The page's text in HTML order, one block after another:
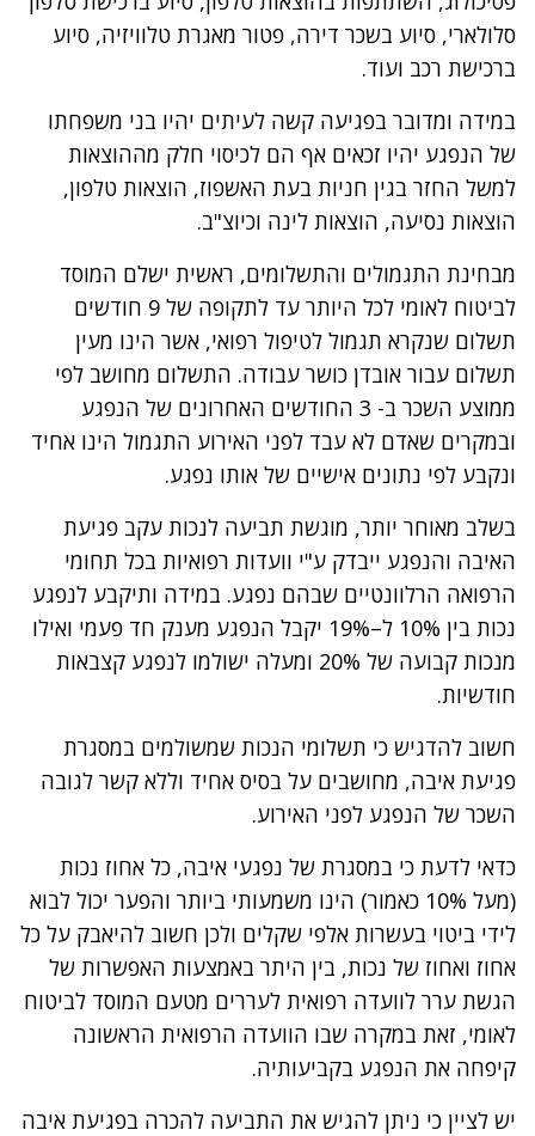
סלולארי, סיוע בשכר דירה, פטור מאגרת טלוויזיה, סיוע
ברכישת רכב ועוד.
במידה ומדובר בפגיעה קשה לעיתים יהיו בני משפחתו
של הנפגע יהיו זכאים אף הם לכיסוי חלק מההוצאות
למשל החזר בגין חניות בעת האשפוז, הוצאות טלפון,
הוצאות נסיעה, הוצאות לינה וכיוצ"ב.
מבחינת התגמולים והתשלומים, ראשית ישלם המוסד
לביטוח לאומי לכל היותר עד לתקופה של 9 חודשים
תשלום שנקרא תגמול לטיפול רפואי, אשר הינו מעין
תשלום עבור אובדן כושר עבודה. התשלום מחושב לפי
ממוצע השכר ב- 3 החודשים האחרונים של הנפגע
ובמקרים שאדם לא עבד לפני האירוע התגמול הינו אחיד
ונקבע לפי נתונים אישיים של אותו נפגע.
בשלב מאוחר יותר, מוגשת תביעה לנכות עקב פגיעת
האיבה והנפגע ייבדק ע"י וועדות רפואיות בכל תחומי
הרפואה הרלוונטיים שבהם נפגע. במידה ותיקבע לנפגע
נכות בין 10% ל–19% יקבל הנפגע מענק חד פעמי ואילו
מנכות קבועה של 20% ומעלה ישולמו לנפגע קצבאות
חודשיות.
חשוב להדגיש כי תשלומי הנכות שמשולמים במסגרת
פגיעת איבה, מחושבים על בסיס אחיד וללא קשר לגובה
השכר של הנפגע לפני האירוע.
כדאי לדעת כי במסגרת של נפגעי איבה, כל אחוז נכות
(מעל 10% כאמור) הינו משמעותי ביותר והפער יכול לבוא
לידי ביטוי בעשרות אלפי שקלים ולכן חשוב להיאבק על כל
אחוז ואחוז של נכות, בין היתר באמצעות האפשרות של
הגשת ערר לוועדה רפואית לעררים מטעם המוסד לביטוח
לאומי, זאת במקרה שבו הוועדה הרפואית הראשונה
קיפחה את הנפגע בקביעותיה.
יש לציין כי ניתן להגיש את התביעה להכרה בפגיעת איבה